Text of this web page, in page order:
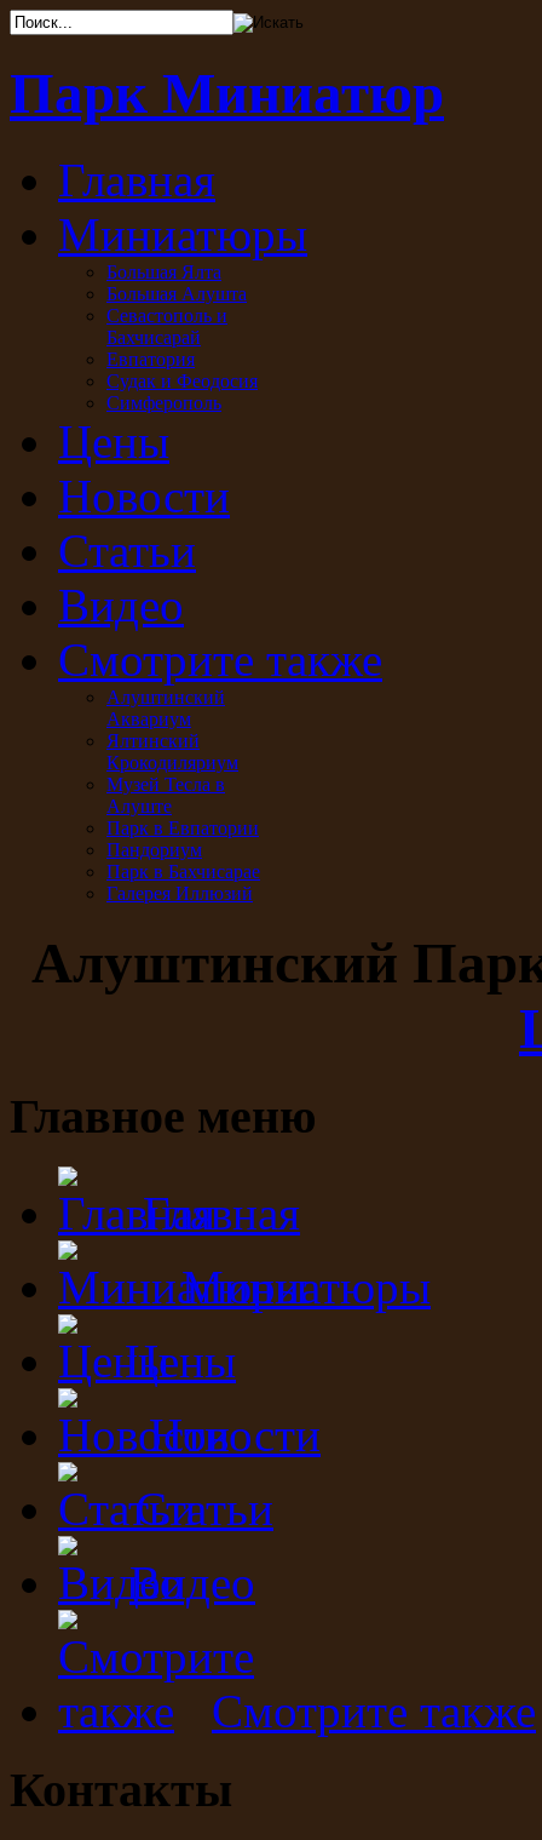
Парк Миниатюр
Главная
Миниатюры
Большая Ялта
Большая Алушта
Севастополь и
Бахчисарай
Евпатория
Судак и Феодосия
Симферополь
Цены
Новости
Статьи
Видео
Смотрите также
Алуштинский
Аквариум
Ялтинский
Крокодиляриум
Музей Тесла в
Алуште
Парк в Евпатории
Пандориум
Парк в Бахчисарае
Галерея Иллюзий
Алуштинский
Главное меню
Главная
Миниатюры
Цены
Новости
Статьи
Видео
Смотрите также
Контакты